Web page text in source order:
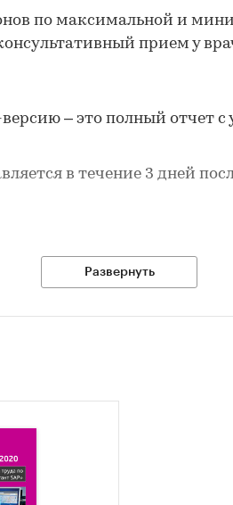
по максимальной и
прием у
– это полный отчет
в течение 3 дней
ценам на
прием у врача
за последний доступный
за последний месяц,
предыдущего года
цены по месяцам, 2021-2025
цены к предыдущему
минимальные, средние
Развернуть